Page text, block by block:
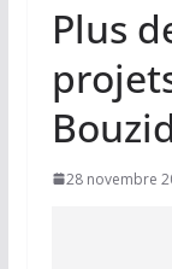
Plus
Bouzid
28 novembre